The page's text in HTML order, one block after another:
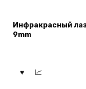
Инфракрасный
9mm